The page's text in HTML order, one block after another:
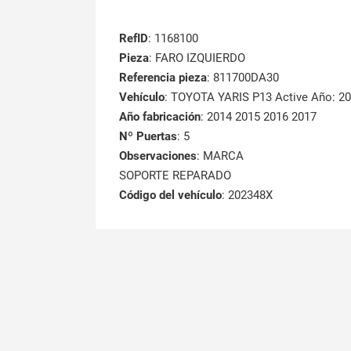
RefID: 1168100
Pieza: FARO IZQUIERDO
Referencia pieza: 811700DA30
Vehículo: TOYOTA YARIS P13 Active Año:
Año fabricación: 2014 2015 2016 2017
Nº Puertas: 5
Observaciones: MARCA
SOPORTE REPARADO
Código del vehículo: 202348X